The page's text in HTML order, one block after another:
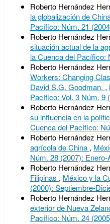
Roberto Hernández
la globalización de
Pacífico: Núm. 21
Roberto Hernández
situación actual de la
la Cuenca del Pacífico:
Roberto Hernández
Workers: Changing
David S.G. Goodman. ,
Pacífico: Vol. 3 Núm. 9
Roberto Hernández
su influencia en la
Cuenca del Pacífico:
Roberto Hernández
agrícola de China ,
Núm. 28 (2007): Enero-
Roberto Hernández
Filipinas , México y la
(2000): Septiembre-
Roberto Hernández
exterior de Nueva
Pacífico: Núm. 24